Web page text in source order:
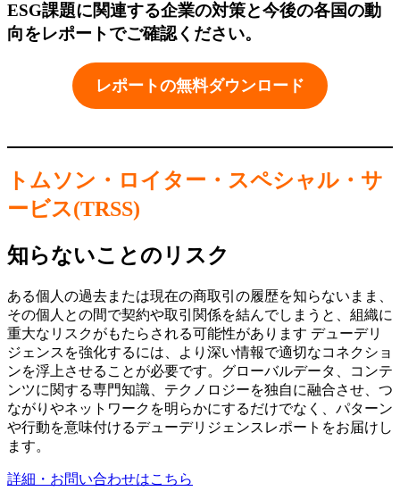
ESG課題に関連する企業の対策と今後の各国の動
向をレポートでご確認ください。
レポートの無料ダウンロード
トムソン・ロイター・スペシャル・サ
ービス(TRSS)
知らないことのリスク
ある個人の過去または現在の商取引の履歴を知らないまま、
その個人との間で契約や取引関係を結んでしまうと、組織に
重大なリスクがもたらされる可能性があります デューデリ
ジェンスを強化するには、より深い情報で適切なコネクショ
ンを浮上させることが必要です。グローバルデータ、コンテ
ンツに関する専門知識、テクノロジーを独自に融合させ、つ
ながりやネットワークを明らかにするだけでなく、パターン
や行動を意味付けるデューデリジェンスレポートをお届けし
ます。
詳細・お問い合わせはこちら